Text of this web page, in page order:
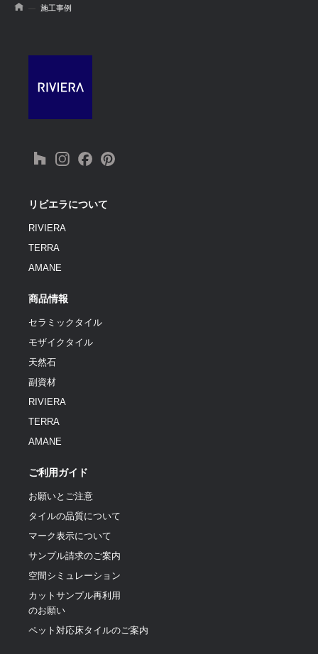
施工事例
リビエラについて
RIVIERA
TERRA
AMANE
商品情報
セラミックタイル
モザイクタイル
天然石
副資材
RIVIERA
TERRA
AMANE
ご利用ガイド
お願いとご注意
タイルの品質について
マーク表示について
サンプル請求のご案内
空間シミュレーション
カットサンプル再利用
のお願い
ペット対応床タイルのご案内